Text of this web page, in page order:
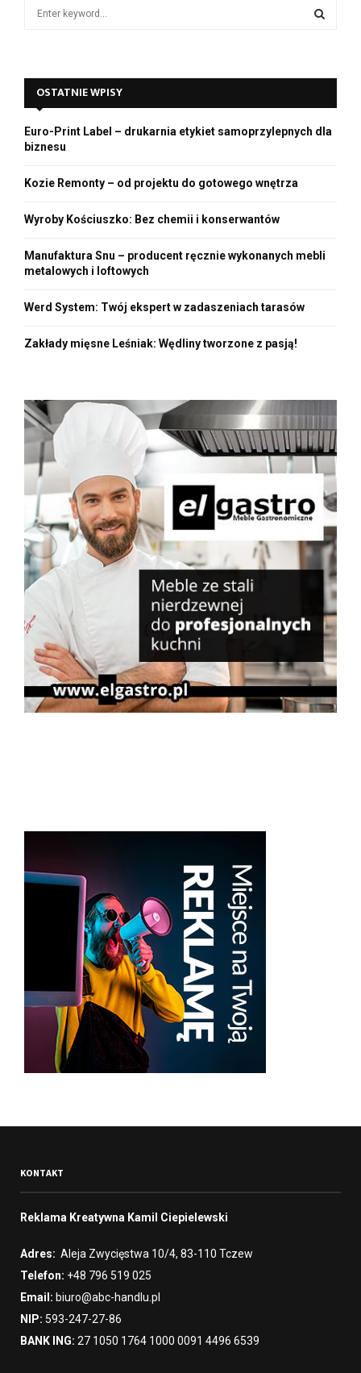
f
o
r
E
A
OSTATNIE WPISY
Euro-Print Label – drukarnia etykiet samoprzylepnych dla
biznesu
Kozie Remonty – od projektu do gotowego wnętrza
Wyroby Kościuszko: Bez chemii i konserwantów
Manufaktura Snu – producent ręcznie wykonanych mebli
metalowych i loftowych
Werd System: Twój ekspert w zadaszeniach tarasów
Zakłady mięsne Leśniak: Wędliny tworzone z pasją!
KONTAKT
Reklama Kreatywna Kamil Ciepielewski
Adres: Aleja Zwycięstwa 10/4, 83-110 Tczew
Telefon: +48 796 519 025
Email: biuro@abc-handlu.pl
NIP: 593-247-27-86
BANK ING: 27 1050 1764 1000 0091 4496 6539